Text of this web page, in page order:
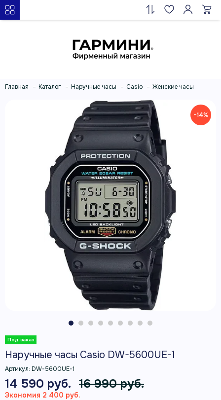
Главная Каталог Наручные часы Casio Женские часы
−14%
Наручные часы Casio DW-5600UE-1
Артикул: DW-5600UE-1
14 590 руб. 16 990 руб.
Экономия 2 400 руб.